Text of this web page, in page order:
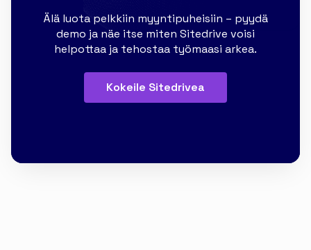
Älä luota pelkkiin myyntipuheisiin – pyydä
demo ja näe itse miten Sitedrive voisi
helpottaa ja tehostaa työmaasi arkea.
Kokeile Sitedrivea